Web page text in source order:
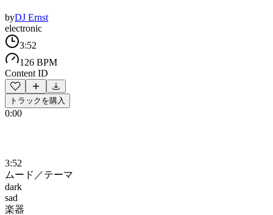
byDJ Ernst
electronic
3:52
126 BPM
Content ID
トラックを購入
0:00
3:52
ムード／テーマ
dark
sad
楽器